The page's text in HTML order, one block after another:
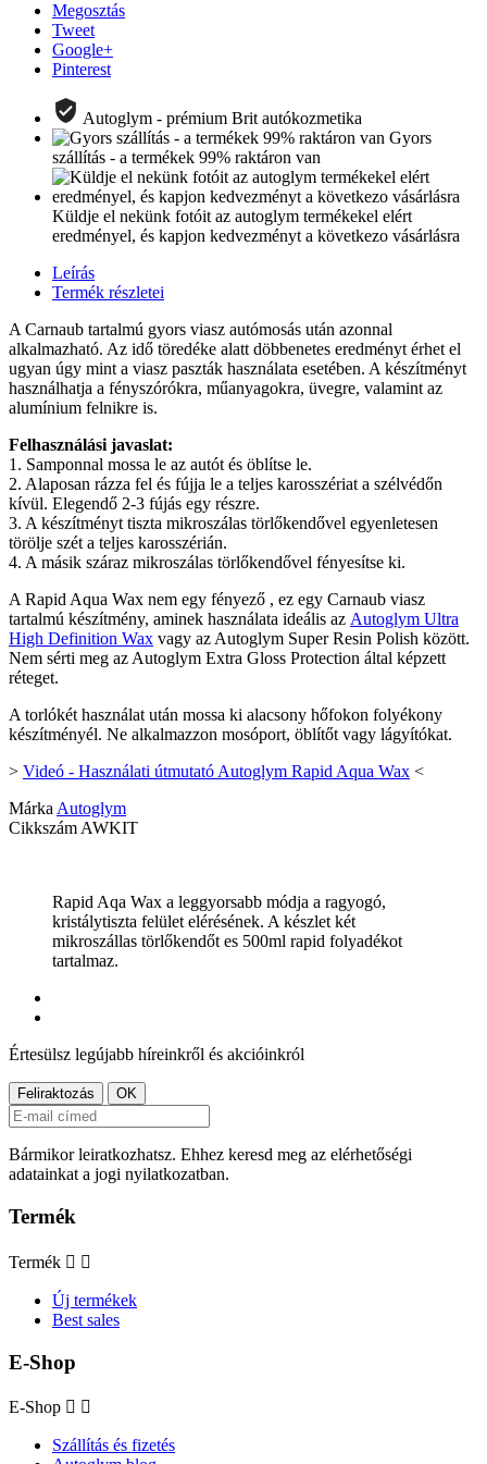
Megosztás
Tweet
Google+
Pinterest
Autoglym - prémium Brit autókozmetika
Gyors
szállítás - a termékek 99% raktáron van
Küldje el nekünk fotóit az autoglym termékekel elért
eredményel, és kapjon kedvezményt a következo vásárlásra
Leírás
Termék részletei
A Carnaub tartalmú gyors viasz autómosás után azonnal
alkalmazható. Az idő töredéke alatt döbbenetes eredményt érhet el
ugyan úgy mint a viasz paszták használata esetében. A készítményt
használhatja a fényszórókra, műanyagokra, üvegre, valamint az
alumínium felnikre is.
Felhasználási javaslat:
1. Samponnal mossa le az autót és öblítse le.
2. Alaposan rázza fel és fújja le a teljes karosszériat a szélvédőn
kívül. Elegendő 2-3 fújás egy részre.
3. A készítményt tiszta mikroszálas törlőkendővel egyenletesen
törölje szét a teljes karosszérián.
4. A másik száraz mikroszálas törlőkendővel fényesítse ki.
A Rapid Aqua Wax nem egy fényező , ez egy Carnaub viasz
tartalmú készítmény, aminek használata ideális az Autoglym Ultra
High Definition Wax vagy az Autoglym Super Resin Polish között.
Nem sérti meg az Autoglym Extra Gloss Protection által képzett
réteget.
A torlókét használat után mossa ki alacsony hőfokon folyékony
készítményél. Ne alkalmazzon mosóport, öblítőt vagy lágyítókat.
> Videó - Használati útmutató Autoglym Rapid Aqua Wax <
MárkaAutoglym
CikkszámAWKIT
Rapid Aqa Wax a leggyorsabb módja a ragyogó,
kristálytiszta felület elérésének. A készlet két
mikroszállas törlőkendőt es 500ml rapid folyadékot
tartalmaz.
Értesülsz legújabb híreinkről és akcióinkról
Bármikor leiratkozhatsz. Ehhez keresd meg az elérhetőségi
adatainkat a jogi nyilatkozatban.
Termék
Termék  
Új termékek
Best sales
E-Shop
E-Shop  
Szállítás és fizetés